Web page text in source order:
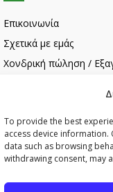
To provide the best
access device
data such as browsing
withdrawing consent, may
Επικοινωνία
Σχετικά με εμάς
Χονδρική πώληση /
Αξιοθέατα της Χίου
B2B HQ
B2B HQ